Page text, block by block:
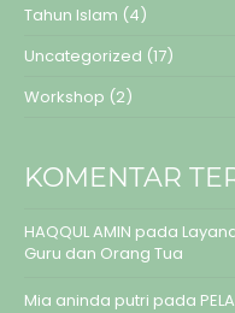
Tahun Islam (4)
Uncategorized (17)
Workshop (2)
KOMENTAR
HAQQUL AMIN pada
Guru dan Orang Tua
Mia aninda putri pada